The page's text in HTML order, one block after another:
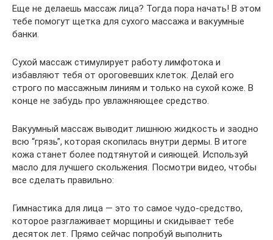
Еще не делаешь массаж лица? Тогда пора начать! В этом
тебе помогут щетка для сухого массажа и вакуумные
банки.
Сухой массаж стимулирует работу лимфотока и
избавляют тебя от ороговевших клеток. Делай его
строго по массажным линиям и только на сухой коже. В
конце не забудь про увлажняющее средство.
Вакуумный массаж выводит лишнюю жидкость и заодно
всю “грязь”, которая скопилась внутри дермы. В итоге
кожа станет более подтянутой и сияющей. Используй
масло для лучшего скольжения. Посмотри видео, чтобы
все сделать правильно:
Гимнастика для лица — это то самое чудо-средство,
которое разглаживает морщины и скидывает тебе
десяток лет. Прямо сейчас попробуй выполнить